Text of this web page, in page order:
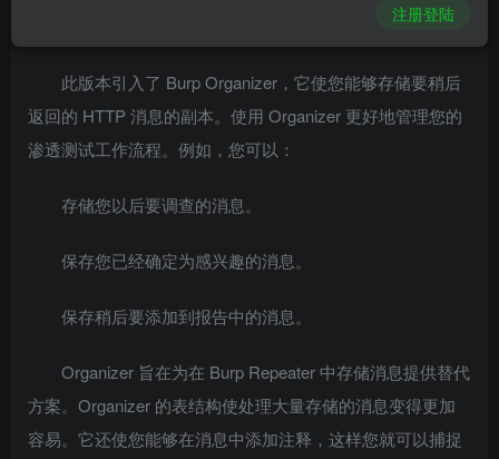
此版本引入了 Burp Organizer，它使您能够存储要稍后
返回的 HTTP 消息的副本。使用 Organizer 更好地管理您的
渗透测试工作流程。例如，您可以：
存储您以后要调查的消息。
保存您已经确定为感兴趣的消息。
保存稍后要添加到报告中的消息。
Organizer 旨在为在 Burp Repeater 中存储消息提供替代
方案。Organizer 的表结构使处理大量存储的消息变得更加
容易。它还使您能够在消息中添加注释，这样您就可以捕捉
注册登陆